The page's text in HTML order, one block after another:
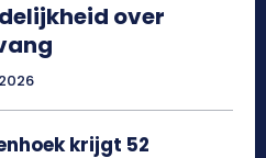
over
krijgt 52